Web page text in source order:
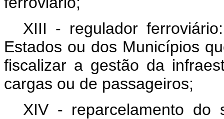
XIII - regulador
Estados ou dos Municípios
fiscalizar a gestão da
cargas ou de passageiros;
XIV - reparcelamento do